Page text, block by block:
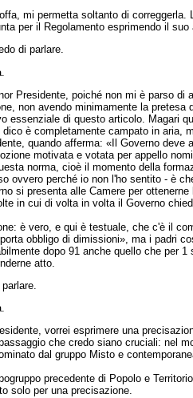
mi permetta soltanto di
per il Regolamento esprimendo il suo
di parlare.
Presidente, poiché non mi è parso
non avendo minimamente la
essenziale di questo articolo. Magari
è completamente campato in aria,
quando afferma: «Il Governo
motivata e votata per appello
norma, cioè il momento della
ovvero perché io non l'ho sentito - è
si presenta alle Camere per
in cui di volta in volta il Governo
è vero, e qui è testuale, che c'è il
obbligo di dimissioni», ma i padri
dopo 91 anche quello che per
atto.
vorrei esprimere una
che credo siano cruciali: nel
dal gruppo Misto e
precedente di Popolo e
solo per una precisazione.